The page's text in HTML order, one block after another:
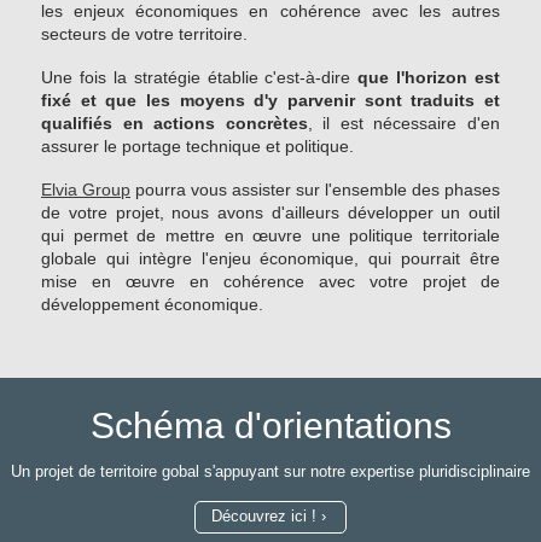
les enjeux économiques en cohérence avec les autres
secteurs de votre territoire.
Une fois la stratégie établie c'est-à-direque l'horizon est
fixé et que les moyens d'y parvenir sont traduits et
qualifiés en actions concrètes , il est nécessaire d'en
assurer le portage technique et politique.
Elvia Group pourra vous assister sur l'ensemble des phases
de votre projet, nous avons d'ailleurs développer un outil
qui permet de mettre en œuvre une politique territoriale
globale qui intègre l'enjeu économique, qui pourrait être
mise en œuvre en cohérence avec votre projet de
développement économique.
Schéma d'orientations
Un projet de territoire gobal s'appuyant sur notre expertise pluridisciplinaire
Découvrez ici !